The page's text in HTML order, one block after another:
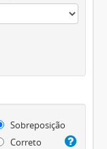
Sobreposição
Correto